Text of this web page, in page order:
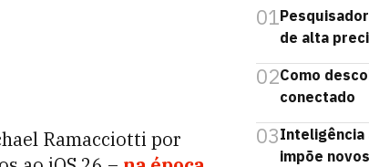
Ramacciotti por
01
de alta
02Como
conectado
03Inteligência
impõe